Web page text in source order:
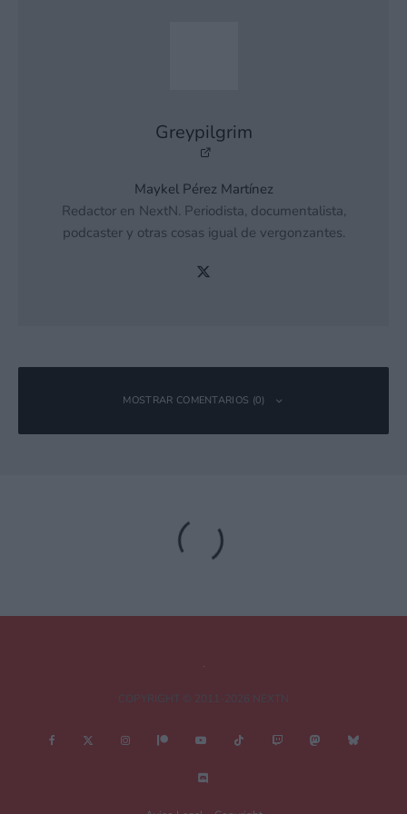
Greypilgrim
Maykel Pérez Martínez
Redactor en NextN. Periodista, documentalista,
podcaster y otras cosas igual de vergonzantes.
MOSTRAR COMENTARIOS (0)
Tu dirección de correo electrónico no será publicada.
obligatorios están marcados con*